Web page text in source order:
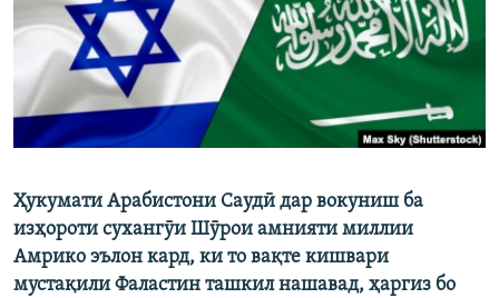
ГУЗОРИШҲОИ РАДИОӢ
Русский
ПАЙГИРӢ КУНЕД
Ҳамаи сомонаҳои RFE/RL
Ҳукумати Арабистони Саудӣ дар вокуниш ба
изҳороти сухангӯи Шӯрои амнияти миллии
Амрико эълон кард, ки то вақте кишвари
мустақили Фаластин ташкил нашавад, ҳаргиз бо